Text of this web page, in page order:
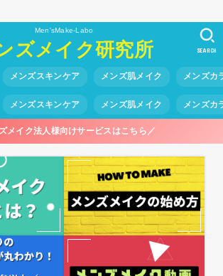
Men'sMake-Labo
ズメイク研究所
メンズスキンケア メンズ肌メイク メンズカ
メンズスキンケア メンズ肌メイク メンズカ
SEARCH
メイク法人様向けサービスはこちら／